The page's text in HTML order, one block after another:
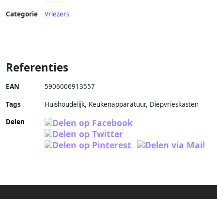
Categorie Vriezers
Referenties
EAN 5906006913557
Tags
Huishoudelijk, Keukenapparatuur, Diepvrieskasten
Delen